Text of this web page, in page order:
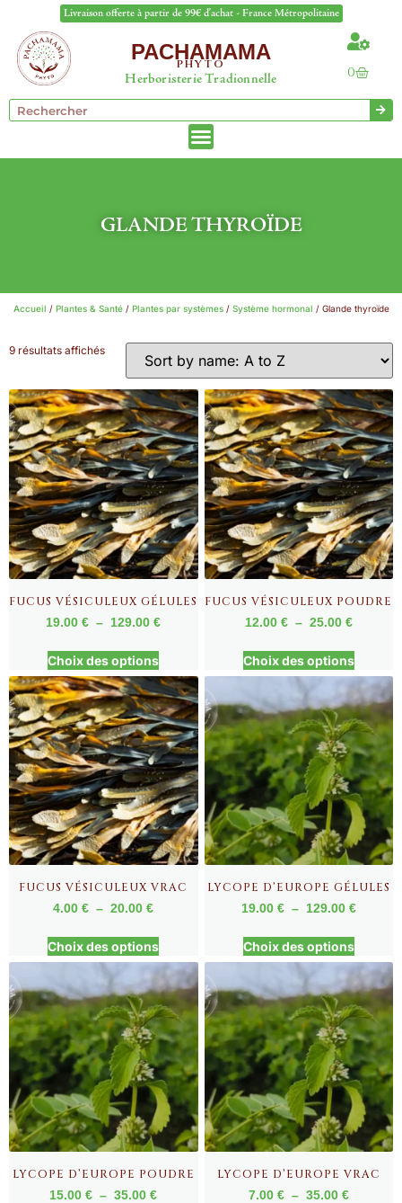
Livraison offerte à partir de 99€ d'achat - France Métropolitaine
PACHAMAMA
PHYTO
Herboristerie Tradionnelle 0
GLANDE THYROÏDE
Accueil / Plantes & Santé/ Plantes par systèmes/ Système hormonal / Glande thyroïde
9 résultats affichés
FUCUS VÉSICULEUX GÉLULES
19.00€ – 129.00€
Choix des options
FUCUS VÉSICULEUX POUDRE
12.00 € – 25.00 €
Choix des options
FUCUS VÉSICULEUX VRAC
4.00€ – 20.00€
Choix des options
LYCOPE D’EUROPE GÉLULES
19.00 € – 129.00 €
Choix des options
LYCOPE D’EUROPE POUDRE
15.00€ – 35.00€
LYCOPE D’EUROPE VRAC
7.00 € – 35.00 €